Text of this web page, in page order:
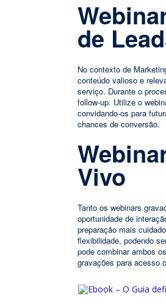
de
No contexto de
conteúdo valioso e
serviço. Durante o
follow-up. Utilize o
convidando-os para
chances de conversão.
Vivo
Tanto os webinars
oportunidade de
preparação mais
flexibilidade, podendo
pode combinar ambos
gravações para acesso